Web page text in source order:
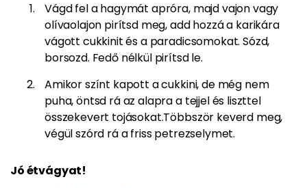
Vágd fel a hagymát apróra, majd vajon vagy
olívaolajon pirítsd meg, add hozzá a karikára
vágott cukkinit és a paradicsomokat. Sózd,
borsozd. Fedő nélkül pirítsd le.
Amikor színt kapott a cukkini, de még nem
puha, öntsd rá az alapra a tejjel és liszttel
összekevert tojásokat.Többször keverd meg,
végül szórd rá a friss petrezselymet.
Jó étvágyat!